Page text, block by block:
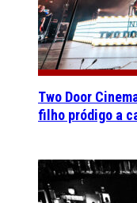
Two Door
filho pródigo a